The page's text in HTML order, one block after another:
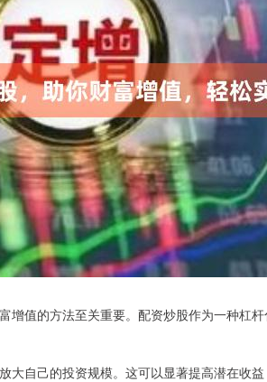
增值的方法至关重要。配资炒股作为一种杠
大自己的投资规模。这可以显著提高潜在收